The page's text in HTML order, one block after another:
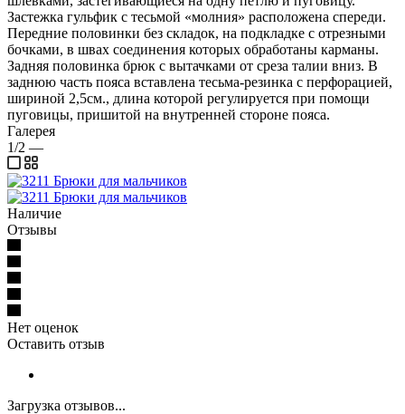
Застежка гульфик с тесьмой «молния» расположена спереди.
Передние половинки без складок, на подкладке с отрезными
бочками, в швах соединения которых обработаны карманы.
Задняя половинка брюк с вытачками от среза талии вниз. В
заднюю часть пояса вставлена тесьма-резинка с перфорацией,
шириной 2,5см., длина которой регулируется при помощи
пуговицы, пришитой на внутренней стороне пояса.
Галерея
1/2 —
Наличие
Отзывы
Нет оценок
Оставить отзыв
Загрузка отзывов...